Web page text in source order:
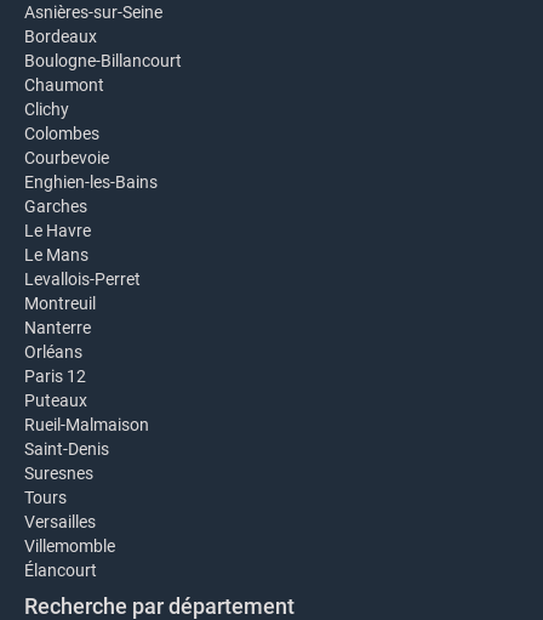
Asnières-sur-Seine
Bordeaux
Boulogne-Billancourt
Chaumont
Clichy
Colombes
Courbevoie
Enghien-les-Bains
Garches
Le Havre
Le Mans
Levallois-Perret
Montreuil
Nanterre
Orléans
Paris 12
Puteaux
Rueil-Malmaison
Saint-Denis
Suresnes
Tours
Versailles
Villemomble
Élancourt
Recherche par département